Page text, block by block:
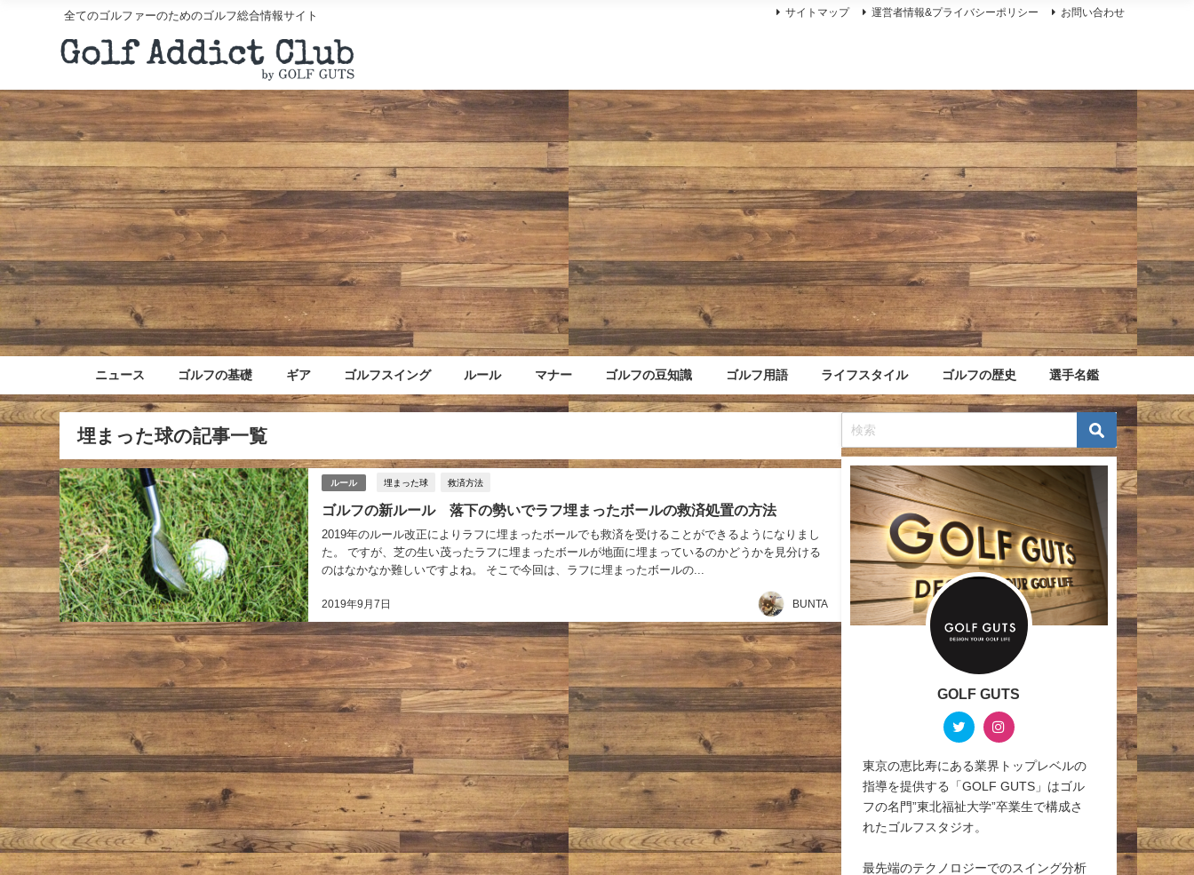
全てのゴルファーのためのゴルフ総合情報サイト サイトマップ 運営者情報&プライバシーポリシー お問い合わせ
ニュース ゴルフの基礎 ギア ゴルフスイング ルール マナー ゴルフの豆知識 ゴルフ用語 ライフスタイル ゴルフの歴史 選手名鑑
埋まった球の記事一覧
ルール 埋まった球 救済方法
ゴルフの新ルール 落下の勢いでラフ埋まったボールの救済処置の方法
2019年9月7日
2019年のルール改正によりラフに埋まったボールでも救済を受けることができるようになりまし
た。 ですが、芝の生い茂ったラフに埋まったボールが地面に埋まっているのかどうかを見分ける
のはなかなか難しいですよね。 そこで今回は、ラフに埋まったボールの...
BUNTA
GOLF GUTS
東京の恵比寿にある業界トップレベルの
指導を提供する「GOLF GUTS」はゴル
フの名門”東北福祉大学”卒業生で構成さ
れたゴルフスタジオ。
最先端のテクノロジーでのスイング分析